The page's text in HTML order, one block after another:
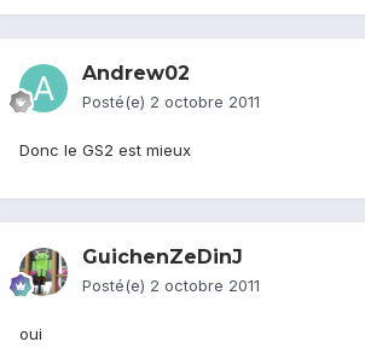
Andrew02
Posté(e) 2 octobre 2011
Donc le GS2 est mieux
GuichenZeDinJ
Posté(e) 2 octobre 2011
oui